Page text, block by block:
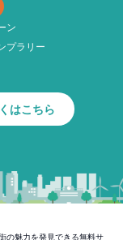
ン
プラリー
はこちら
の魅力を発見できる無料サ